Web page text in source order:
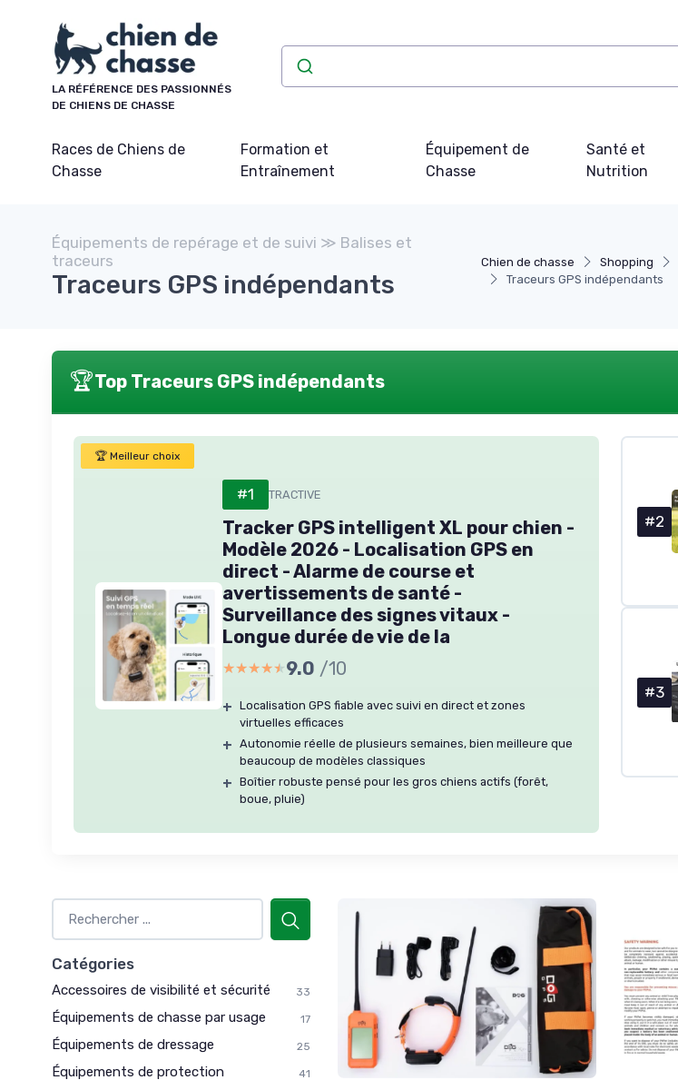
LA RÉFÉRENCE DES PASSIONNÉS
DE CHIENS DE CHASSE
Races de Chiens de
Chasse
Formation et
Entraînement
Équipement de
Chasse
Santé et
Nutrition
Chien de chasse Shopping
Traceurs GPS indépendants
Équipements de repérage et de suivi ≫ Balises et
traceurs
Traceurs GPS indépendants
🏆Top Traceurs GPS indépendants
🏆 Meilleur choix
#1 TRACTIVE
Tracker GPS intelligent XL pour chien -
Modèle 2026 - Localisation GPS en
direct - Alarme de course et
avertissements de santé -
Surveillance des signes vitaux -
Longue durée de vie de la
★★★★★
★★★★★9.0 /10
+ Localisation GPS fiable avec suivi en direct et zones
virtuelles efficaces
+ Autonomie réelle de plusieurs semaines, bien meilleure que
beaucoup de modèles classiques
+ Boîtier robuste pensé pour les gros chiens actifs (forêt,
boue, pluie)
#2
#3
Catégories
Accessoires de visibilité et sécurité 33
Équipements de chasse par usage 17
Équipements de dressage 25
Équipements de protection 41